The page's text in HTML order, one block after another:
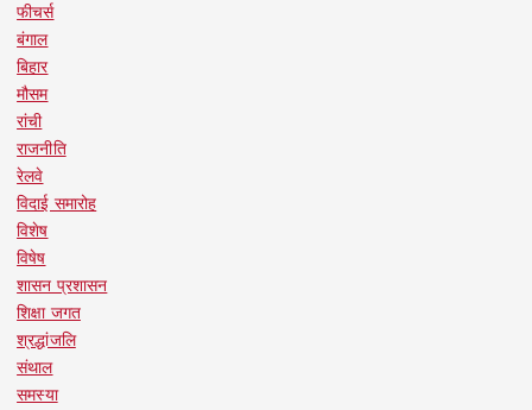
फीचर्स
बंगाल
बिहार
मौसम
रांची
राजनीति
रेलवे
विदाई समारोह
विशेष
विषेष
शासन प्रशासन
शिक्षा जगत
श्रद्धांजलि
संथाल
समस्या